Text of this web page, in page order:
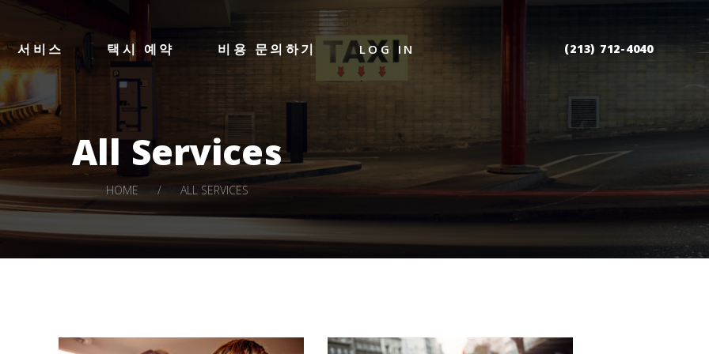
서비스 택시 예약 비용 문의하기 LOG IN (213) 712-4040
All Services
HOME ALL SERVICES
LA STAR TAXI -엘에이 스타 택시
엘에이 한인 택시 – 공항 픽업 -최저가
HOME
서비스
택시 예약
비용 문의하기
LOG IN